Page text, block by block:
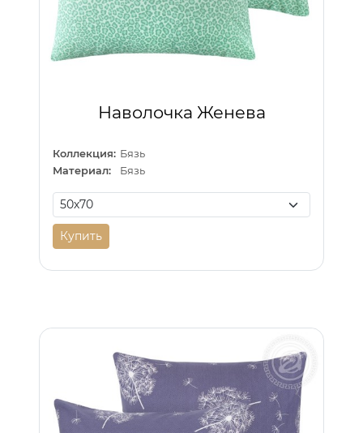
Наволочка Женева
Коллекция: Бязь
Материал:
Бязь
Купить